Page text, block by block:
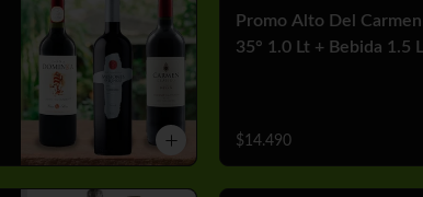
Promo Alto Del Carmen
35° 1.0 Lt + Bebida 1.5
$14.490